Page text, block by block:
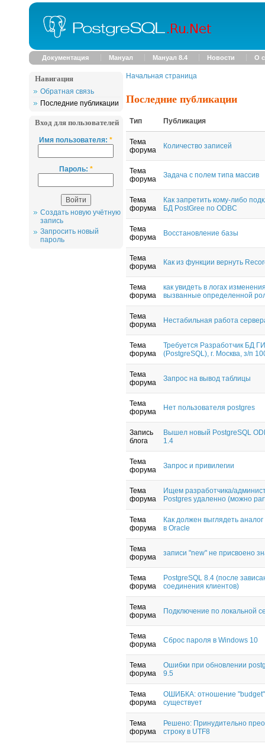
Документация Мануал Мануал 8.4 Новости О
Навигация
Обратная связь
Последние публикации
Вход для пользователей
Имя пользователя:*
Пароль: *
Создать новую учётную
запись
Запросить новый
пароль
Начальная страница
Последние публикации
Тип Публикация
Тема
форума
Количество записей
Тема
форума
Задача с полем типа массив
Тема
форума
Как запретить кому-либо
БД PostGree по ODBC
Тема
форума
Восстановление базы
Тема
форума
Как из функции вернуть
Тема
форума
как увидеть в логах
вызванные определенной
Тема
форума
Нестабильная работа
Тема
форума
Требуется Разработчик БД
(PostgreSQL), г. Москва, з/п
Тема
форума
Запрос на вывод таблицы
Тема
форума
Нет пользователя postgres
Запись
блога
Вышел новый PostgreSQL
1.4
Тема
форума
Запрос и привилегии
Тема
форума
Ищем разработчика/
Postgres удаленно (можно
Тема
форума
Как должен выглядеть
в Oracle
Тема
форума
записи "new" не присвоено
Тема
форума
PostgreSQL 8.4 (после
соединения клиентов)
Тема
форума
Подключение по локальной
Тема
форума
Сброс пароля в Windows 10
Тема
форума
Ошибки при обновлении
9.5
Тема
форума
ОШИБКА: отношение
существует
Тема
форума
Решено: Принудительно
строку в UTF8